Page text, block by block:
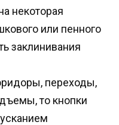
некоторая
или пенного
заклинивания
переходы,
то кнопки